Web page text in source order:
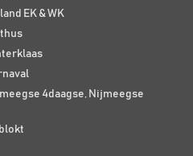
EK & WK
4daagse, Nijmeegse